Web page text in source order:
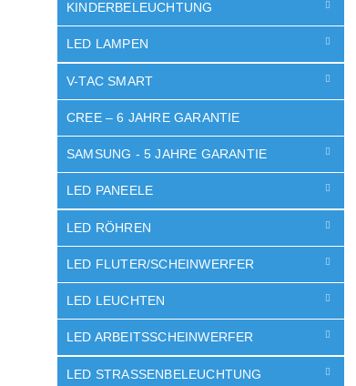
KINDERBELEUCHTUNG
LED LAMPEN
V-TAC SMART
CREE – 6 JAHRE GARANTIE
SAMSUNG - 5 JAHRE GARANTIE
LED PANEELE
LED RÖHREN
LED FLUTER/SCHEINWERFER
LED LEUCHTEN
LED ARBEITSSCHEINWERFER
LED STRASSENBELEUCHTUNG